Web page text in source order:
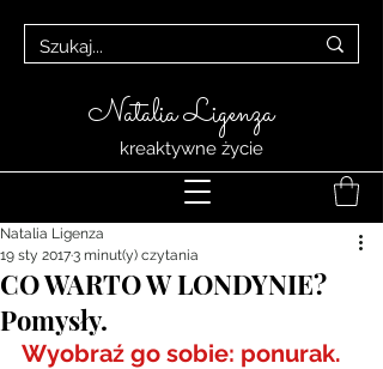
Natalia Ligenza
kreaktywne życie
CO WARTO W LONDYNIE?
Pomysły.
Natalia Ligenza
19 sty 20173 minut(y) czytania
Wyobraź go sobie: ponurak.